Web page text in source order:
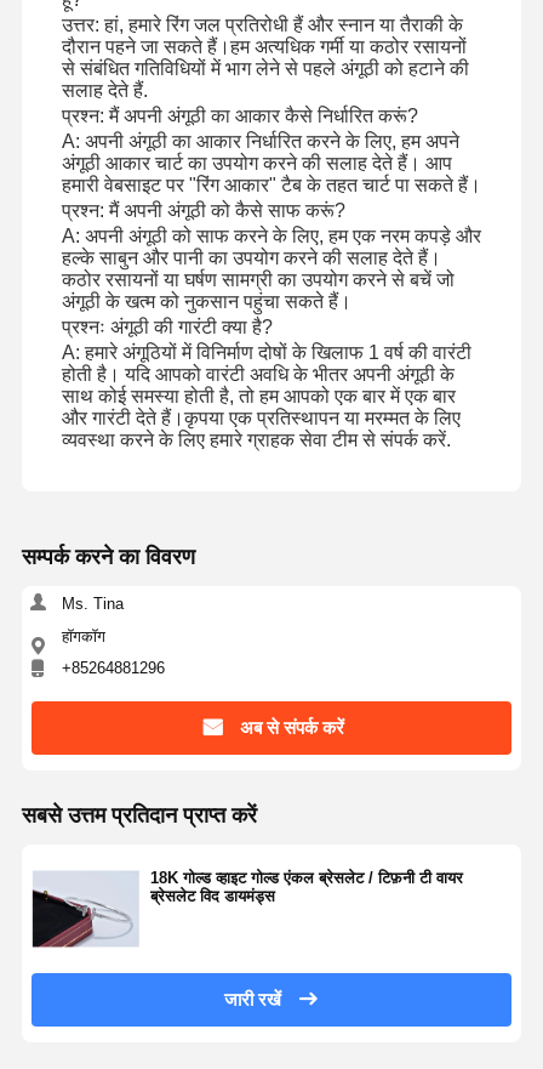
कारखाने का दौरा गुणवत्ता नियंत्रण हमसे संपर्क करें समाचार
मामले ब्लॉग उद्धरण मांगें
18K हीरे के छल्ले
18 केटी स्वर्ण कंगन
18K लटकन हार
18K स्वर्ण कंगन
18K आभूषण सेट
अनुकूलित प्लैटिनम आभूषण
उत्तर: हां, हमारे रिंग जल प्रतिरोधी हैं और स्नान या तैराकी के
दौरान पहने जा सकते हैं।हम अत्यधिक गर्मी या कठोर रसायनों
से संबंधित गतिविधियों में भाग लेने से पहले अंगूठी को हटाने की
सलाह देते हैं.
प्रश्न: मैं अपनी अंगूठी का आकार कैसे निर्धारित करूं?
A: अपनी अंगूठी का आकार निर्धारित करने के लिए, हम अपने
अंगूठी आकार चार्ट का उपयोग करने की सलाह देते हैं। आप
हमारी वेबसाइट पर "रिंग आकार" टैब के तहत चार्ट पा सकते हैं।
प्रश्न: मैं अपनी अंगूठी को कैसे साफ करूं?
A: अपनी अंगूठी को साफ करने के लिए, हम एक नरम कपड़े और
हल्के साबुन और पानी का उपयोग करने की सलाह देते हैं।
कठोर रसायनों या घर्षण सामग्री का उपयोग करने से बचें जो
अंगूठी के खत्म को नुकसान पहुंचा सकते हैं।
प्रश्नः अंगूठी की गारंटी क्या है?
A: हमारे अंगूठियों में विनिर्माण दोषों के खिलाफ 1 वर्ष की वारंटी
होती है। यदि आपको वारंटी अवधि के भीतर अपनी अंगूठी के
साथ कोई समस्या होती है, तो हम आपको एक बार में एक बार
और गारंटी देते हैं।कृपया एक प्रतिस्थापन या मरम्मत के लिए
व्यवस्था करने के लिए हमारे ग्राहक सेवा टीम से संपर्क करें.
सम्पर्क करने का विवरण
Ms. Tina
हॉगकॉग
+85264881296
अब से संपर्क करें
सबसे उत्तम प्रतिदान प्राप्त करें
18K गोल्ड व्हाइट गोल्ड एंकल ब्रेसलेट / टिफ़नी टी वायर
ब्रेसलेट विद डायमंड्स
जारी रखें